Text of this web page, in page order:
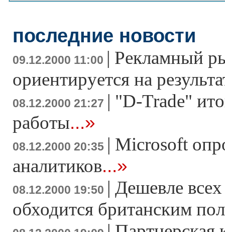
последние новости
09.12.2000 11:00 | Рекламный
ориентируется на
08.12.2000 21:27 | "D-Trade"
работы...»
08.12.2000 20:35 | Microsoft
аналитиков...»
08.12.2000 19:50 | Дешевле
обходится британским